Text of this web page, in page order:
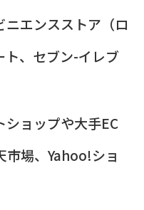
ニエンスストア（ロ
ト、セブン-イレブ
ショップや大手EC
場、Yahoo!ショ